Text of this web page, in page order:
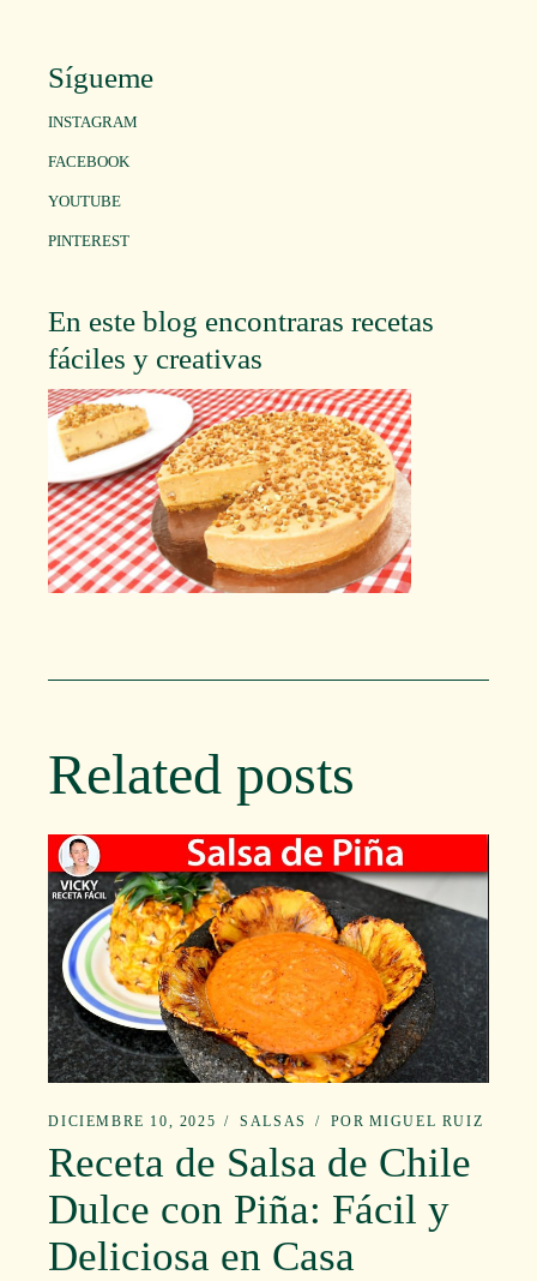
Sígueme
INSTAGRAM
FACEBOOK
YOUTUBE
PINTEREST
En este blog encontraras recetas
fáciles y creativas
Related posts
DICIEMBRE 10, 2025 SALSAS POR MIGUEL RUIZ
Receta de Salsa de Chile
Dulce con Piña: Fácil y
Deliciosa en Casa